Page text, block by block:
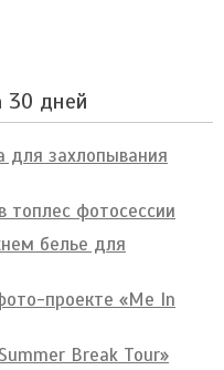
30 дней
захлопывания
топлес фотосессии
белье для
проекте «Me In
Break Tour»